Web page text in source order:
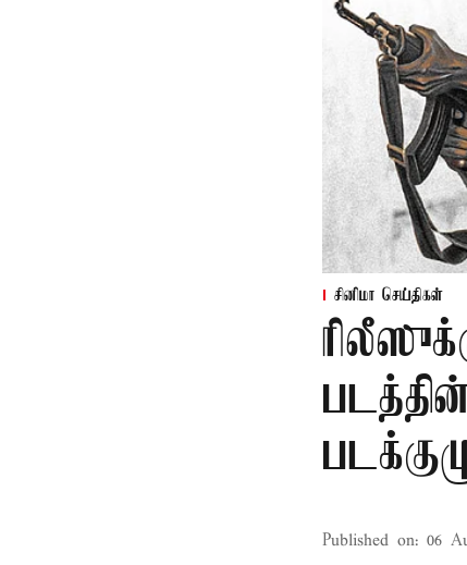
சினிமா செய்திகள்
Published on: 06